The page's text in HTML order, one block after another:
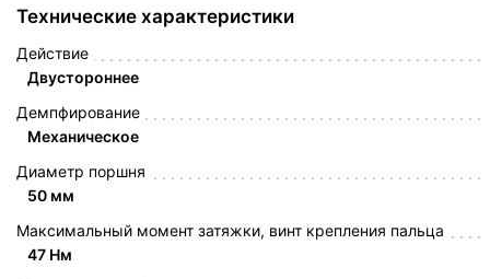
Технические характеристики
Действие
Двустороннее
Демпфирование
Механическое
Диаметр поршня
50 мм
Максимальный момент затяжки, винт крепления пальца
47 Нм